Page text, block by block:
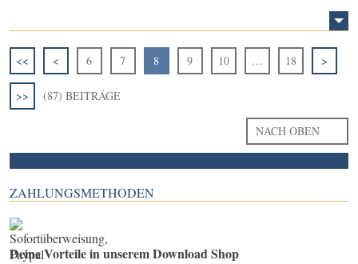
<< < 6 7 8 9 10 … 18 >
>> (87) BEITRÄGE
NACH OBEN
ZAHLUNGSMETHODEN
Deine Vorteile in unserem Download Shop